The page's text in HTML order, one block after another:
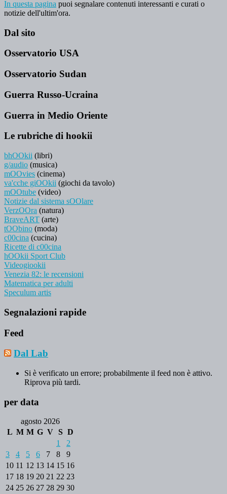
In questa pagina puoi segnalare contenuti interessanti e curati o
notizie dell'ultim'ora.
Dal sito
Osservatorio USA
Osservatorio Sudan
Guerra Russo-Ucraina
Guerra in Medio Oriente
Le rubriche di hookii
bhOOkii (libri)
g/audio (musica)
mOOvies (cinema)
va'cche giOOkii (giochi da tavolo)
mOOtube (video)
Notizie dal sistema sOOlare
VerzOOra (natura)
BraveART (arte)
tOObino (moda)
c00cina (cucina)
Ricette di c00cina
hOOkii Sport Club
Videogiookii
Venezia 82: le recensioni
Matematica per adulti
Speculum artis
Segnalazioni rapide
Feed
Dal Lab
Si è verificato un errore; probabilmente il feed non è attivo.
Riprova più tardi.
per data
agosto 2026
L M M G V S D
1
2
3
4 5 6 7 8
9
10 11 12 13 14 15 16
17 18 19 20 21 22 23
24 25 26 27 28 29 30